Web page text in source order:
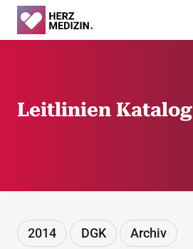
Leitlinien Katalog
2014 DGK Archiv